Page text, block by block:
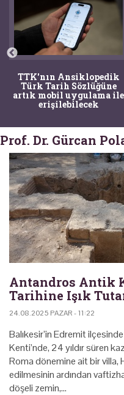
120 bin yıllık fosiller hâlâ
yaşayan türlere ait çıktı
ve nesli kurumuş bir tür
keşfedildi
Prof. Dr. Gürcan
Antandros Antik
Tarihine Işık
24.08.2025 PAZAR - 11:22
Balıkesir’in Edremit
Kenti’nde, 24 yıldır süren
Roma dönemine ait bir villa,
edilmesinin ardından
döşeli zemin,…